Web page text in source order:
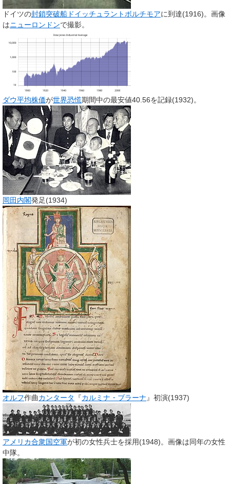
ドイツの封鎖突破船 ドイッチュラント ボルチモアに到達(1916)。画像
はニューロンドンで撮影。
ダウ平均株価が世界恐慌期間中の最安値40.56を記録(1932)。
岡田内閣発足(1934)
オルフ作曲カンタータ 『カルミナ・ブラーナ 』初演(1937)
アメリカ合衆国空軍が初の女性兵士を採用(1948)。画像は同年の女性
中隊。